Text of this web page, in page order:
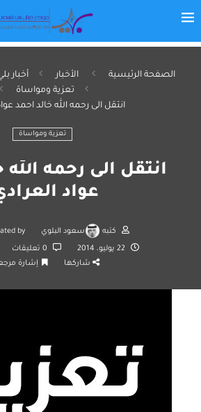
الصفحة الرئيسية الأخبار أخبار
تعزية ومواساة
انتقل الى رحمه الله خالد احمد
تعزية ومواساة
انتقل الى رحمه الله
عواد
كتبه سعود البلوي by
22 يوليو، 2014
شاركها
إشارة